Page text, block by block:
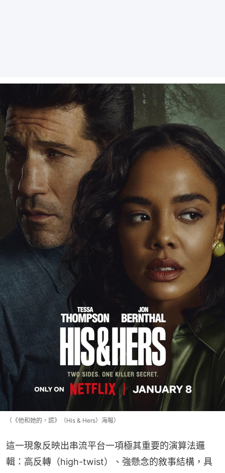
（《他和她的，謊》（His & Hers）海報）
這一現象反映出串流平台一項極其重要的演算法邏
輯：高反轉（high-twist）、強懸念的敘事結構，具